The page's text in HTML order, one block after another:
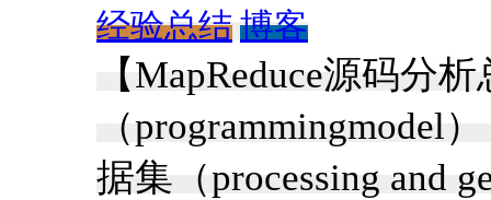
经验总结 博客
【MapReduce源码分
（programmingmodel
据集（processing and